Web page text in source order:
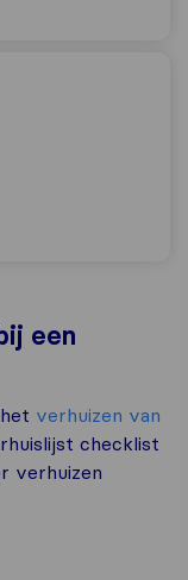
een
verhuizen van
checklist
verhuizen